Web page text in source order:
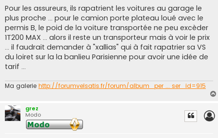
Pour les assureurs, ils rapatrient les voitures au garage le
plus proche ... pour le camion porte plateau loué avec le
permis B, le poid de la voiture transportée ne peu excèder
1T200 MAX ... alors il reste un transporteur mais à voir le prix
... il faudrait demander à "xallias" qui à fait rapatrier sa VS
du loiret sur la la banlieu Parisienne pour avoir une idée de
tarif ...
Ma galerie http://forumvelsatis.fr/forum/album_per ... ser_id=915
grez
Modo